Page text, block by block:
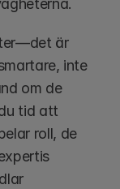
är
inte
om de
tid att
roll, de